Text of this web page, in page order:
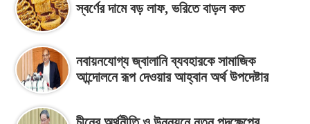
স্বর্ণের দামে বড় লাফ, ভরিতে বাড়ল কত
নবায়নযোগ্য জ্বালানি ব্যবহারকে সামাজিক
আন্দোলনে রূপ দেওয়ার আহ্বান অর্থ উপদেষ্টার